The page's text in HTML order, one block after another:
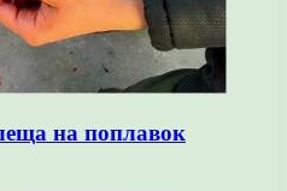
на поплавок